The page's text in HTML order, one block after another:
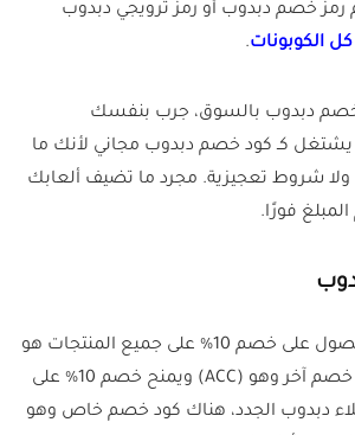
خصم دبدوب أو رمز ترويجي دبدوب
كل الكوبونات.
خصم دبدوب بالسوق، جرب بنفسك
كـ كود خصم دبدوب مجاني لأنك ما
ولا شروط تعجيزية. مجرد ما تضيف ألعابك
فورًا.
كود خصم دبدوب للحصول على خصم 10% على جميع المنتجات هو
(ACC). كما يوجد كود خصم آخر وهو (ACC) ويمنح خصم 10% على
دبدوب الجدد، هناك كود خصم خاص وهو